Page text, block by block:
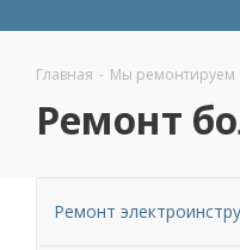
Главная - Мы ремонтируем
Ремонт
Ремонт